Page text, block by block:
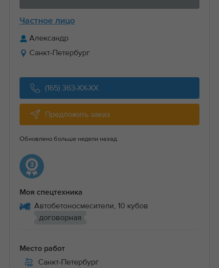
Частное лицо
Александр
Санкт-Петербург
(165) 363-XX-XX
Предложить заказ
Обновлено больше недели назад
Моя спецтехника
Автобетоносмесители, 10 кубов
договорная
Место работ
Санкт-Петербург